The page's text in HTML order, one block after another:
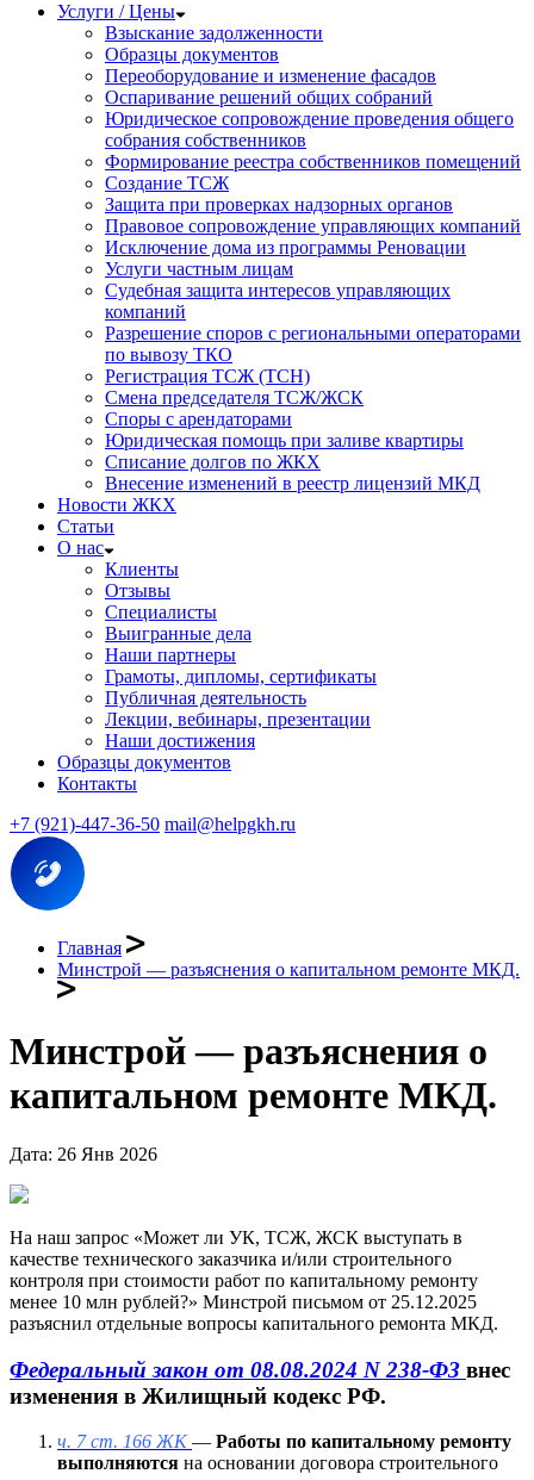
Услуги / Цены
Взыскание задолженности
Образцы документов
Переоборудование и изменение фасадов
Оспаривание решений общих собраний
Юридическое сопровождение проведения общего
собрания собственников
Формирование реестра собственников помещений
Создание ТСЖ
Защита при проверках надзорных органов
Правовое сопровождение управляющих компаний
Исключение дома из программы Реновации
Услуги частным лицам
Судебная защита интересов управляющих
компаний
Разрешение споров с региональными операторами
по вывозу ТКО
Регистрация ТСЖ (ТСН)
Смена председателя ТСЖ/ЖСК
Споры с арендаторами
Юридическая помощь при заливе квартиры
Списание долгов по ЖКХ
Внесение изменений в реестр лицензий МКД
Новости ЖКХ
Статьи
О нас
Клиенты
Отзывы
Специалисты
Выигранные дела
Наши партнеры
Грамоты, дипломы, сертификаты
Публичная деятельность
Лекции, вебинары, презентации
Наши достижения
Образцы документов
Контакты
+7 (921)-447-36-50 mail@helpgkh.ru
Главная
Минстрой — разъяснения о капитальном ремонте МКД.
Минстрой — разъяснения о
капитальном ремонте МКД.
Дата: 26 Янв 2026
На наш запрос «Может ли УК, ТСЖ, ЖСК выступать в
качестве технического заказчика и/или строительного
контроля при стоимости работ по капитальному ремонту
менее 10 млн рублей?» Минстрой письмом от 25.12.2025
разъяснил отдельные вопросы капитального ремонта МКД.
Федеральный закон от 08.08.2024 N 238-ФЗ внес
изменения в Жилищный кодекс РФ.
ч. 7 ст. 166 ЖК — Работы по капитальному ремонту
выполняются на основании договора строительного